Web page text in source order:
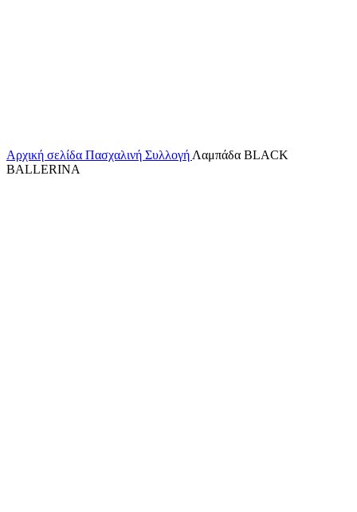
Αρχική σελίδα Πασχαλινή Συλλογή Λαμπάδα BLACK
BALLERINA